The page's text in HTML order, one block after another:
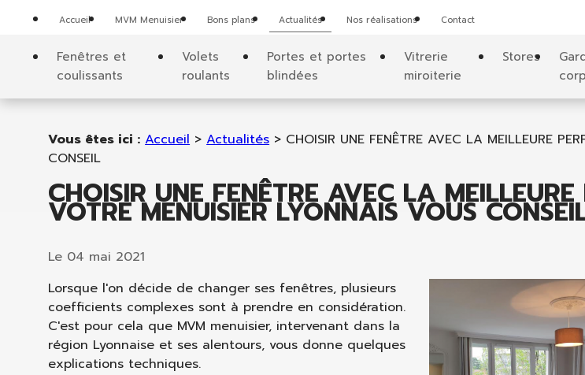
Accueil MVM Menuisier Bons plans Actualités Nos réalisations Contact
Fenêtres et
coulissants
Volets
roulants
Portes et portes
blindées
Vitrerie
miroiterie
Stores
Vous êtes ici : Accueil>Actualités> CHOISIR UNE FENÊTRE AVEC LA MEILLEURE
CONSEIL
CHOISIR UNE FENÊTRE AVEC LA
VOTRE MENUISIER LYONNAIS VOUS
Le 04 mai 2021
Lorsque l'on décide de changer ses fenêtres, plusieurs
coefficients complexes sont à prendre en considération.
C'est pour cela que MVM menuisier, intervenant dans la
région Lyonnaise et ses alentours, vous donne quelques
explications techniques.